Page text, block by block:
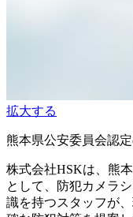
拡大する
熊本県公安委員会認
株式会社HSKは、熊
として、防犯カメラ
識を持つスタッフが